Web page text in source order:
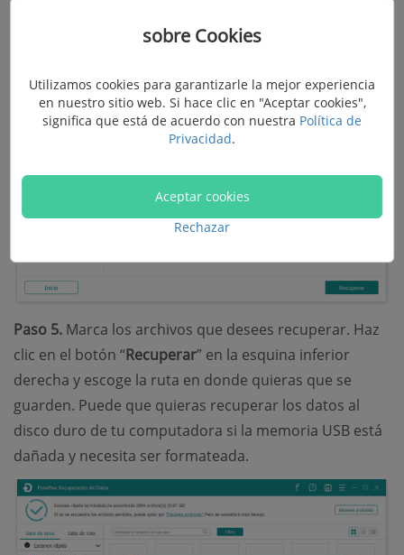
Paso 5. Marca los archivos que desees recuperar. Haz
clic en el botón “Recuperar” en la esquina inferior
derecha y escoge la ruta en donde quieras que se
guarden. Puede que quieras recuperar los datos al
disco duro de tu computadora si la memoria USB está
dañada y necesita ser formateada.
sobre Cookies
Utilizamos cookies para garantizarle la mejor experiencia
en nuestro sitio web. Si hace clic en "Aceptar cookies",
significa que está de acuerdo con nuestra Política de
Privacidad.
Aceptar cookies
Rechazar